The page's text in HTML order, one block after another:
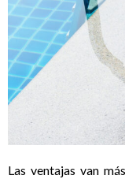
Las ventajas van